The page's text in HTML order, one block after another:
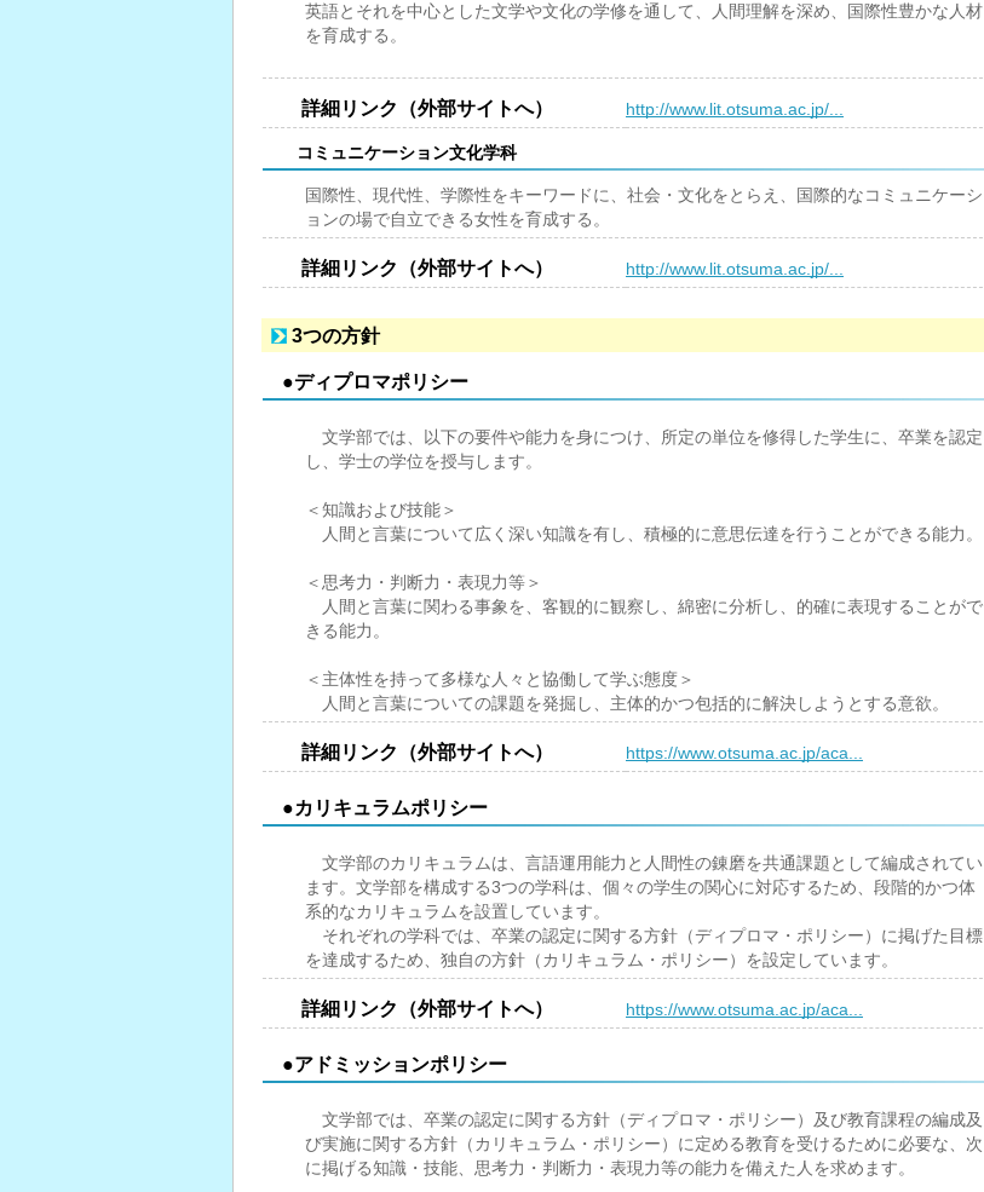
英語とそれを中心とした文学や文化の学修を通して、人間理解を深め、国際性豊かな人材
を育成する。
詳細リンク（外部サイトへ） http://www.lit.otsuma.ac.jp/...
コミュニケーション文化学科
国際性、現代性、学際性をキーワードに、社会・文化をとらえ、国際的なコミュニケーシ
ョンの場で自立できる女性を育成する。
詳細リンク（外部サイトへ） http://www.lit.otsuma.ac.jp/...
3つの方針
●ディプロマポリシー
文学部では、以下の要件や能力を身につけ、所定の単位を修得した学生に、卒業を認定
し、学士の学位を授与します。
＜知識および技能＞
人間と言葉について広く深い知識を有し、積極的に意思伝達を行うことができる能力。
＜思考力・判断力・表現力等＞
人間と言葉に関わる事象を、客観的に観察し、綿密に分析し、的確に表現することがで
きる能力。
＜主体性を持って多様な人々と協働して学ぶ態度＞
人間と言葉についての課題を発掘し、主体的かつ包括的に解決しようとする意欲。
詳細リンク（外部サイトへ） https://www.otsuma.ac.jp/aca...
●カリキュラムポリシー
文学部のカリキュラムは、言語運用能力と人間性の錬磨を共通課題として編成されてい
ます。文学部を構成する3つの学科は、個々の学生の関心に対応するため、段階的かつ体
系的なカリキュラムを設置しています。
それぞれの学科では、卒業の認定に関する方針（ディプロマ・ポリシー）に掲げた目標
を達成するため、独自の方針（カリキュラム・ポリシー）を設定しています。
詳細リンク（外部サイトへ） https://www.otsuma.ac.jp/aca...
●アドミッションポリシー
文学部では、卒業の認定に関する方針（ディプロマ・ポリシー）及び教育課程の編成及
び実施に関する方針（カリキュラム・ポリシー）に定める教育を受けるために必要な、次
に掲げる知識・技能、思考力・判断力・表現力等の能力を備えた人を求めます。